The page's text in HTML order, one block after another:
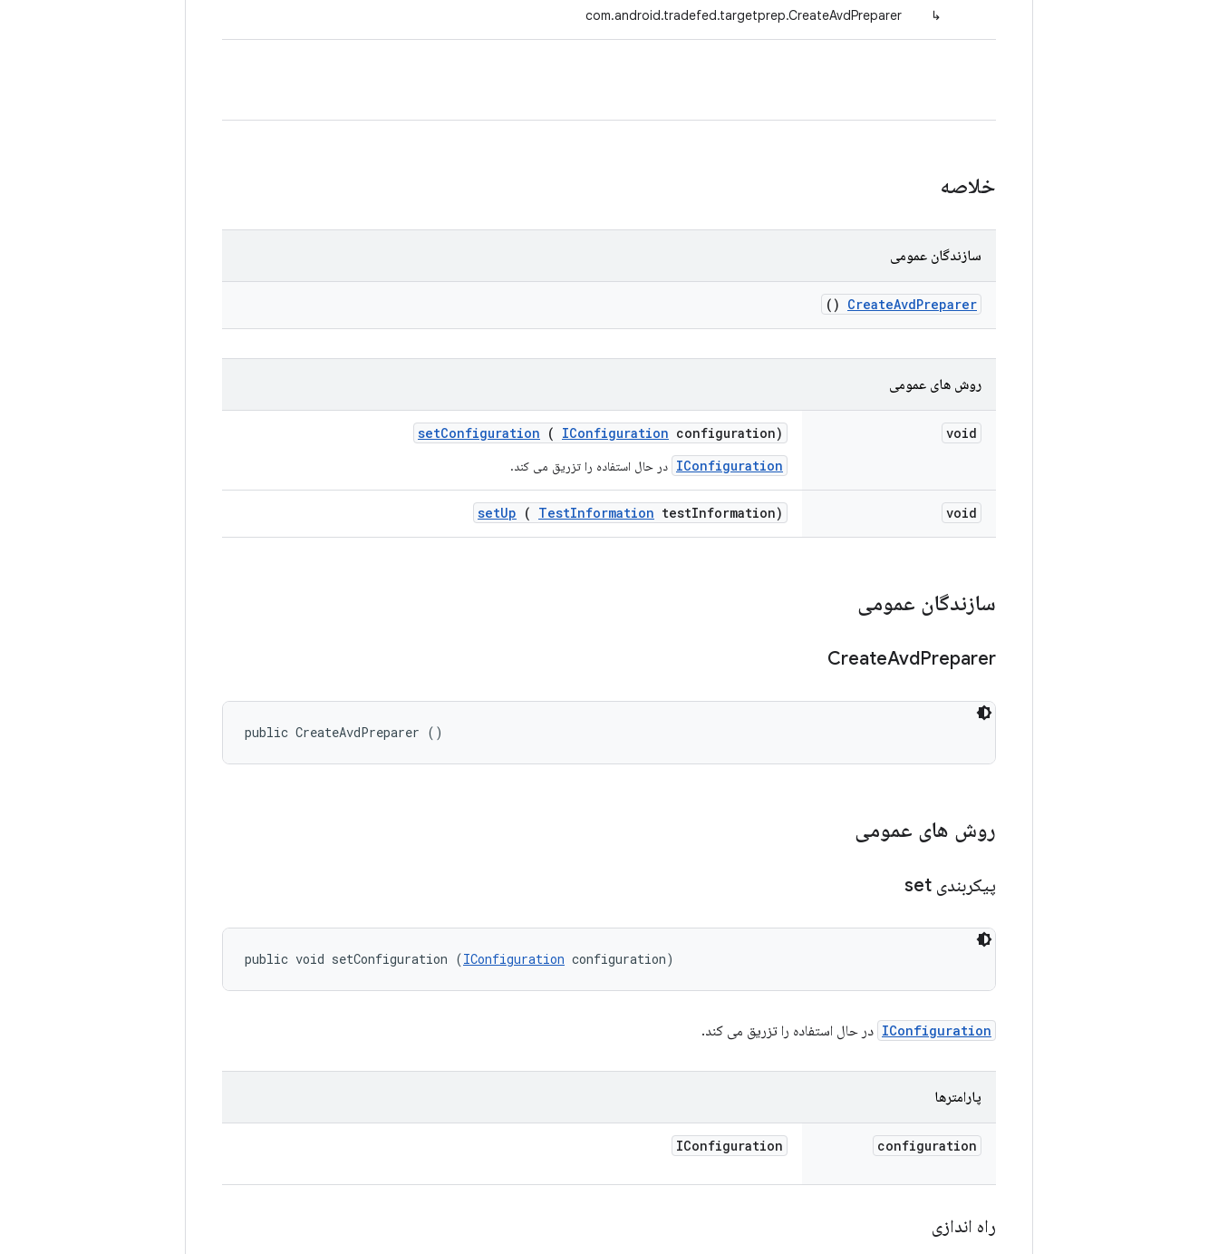
↳
com.android.tradefed.targetprep.CreateAvdPreparer
خلاصه
سازندگان عمومی
CreateAvdPreparer
()
روش های عمومی
void
setConfiguration ( IConfiguration configuration)
IConfiguration در حال استفاده را تزریق می کند.
void
setUp ( TestInformation testInformation)
سازندگان عمومی
CreateAvdPreparer
public CreateAvdPreparer ()
روش های عمومی
پیکربندی set
public void setConfiguration (IConfiguration configuration)
IConfiguration در حال استفاده را تزریق می کند.
پارامترها
configuration
IConfiguration
راه اندازی